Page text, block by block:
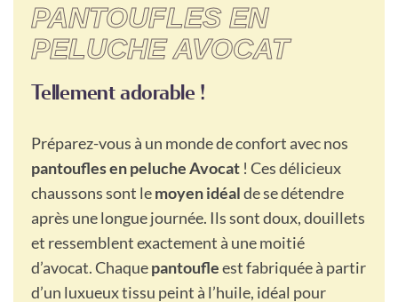
PANTOUFLES EN
PELUCHE AVOCAT
Tellement adorable !
Préparez-vous à un monde de confort avec nos
pantoufles en peluche Avocat ! Ces délicieux
chaussons sont lemoyen idéalde se détendre
après une longue journée. Ils sont doux, douillets
et ressemblent exactement à une moitié
d’avocat. Chaquepantoufleest fabriquée à partir
d’un luxueux tissu peint à l’huile, idéal pour